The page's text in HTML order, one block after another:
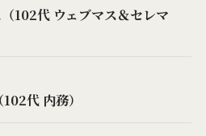
102代 ウェブマス＆セレマ
代 内務）